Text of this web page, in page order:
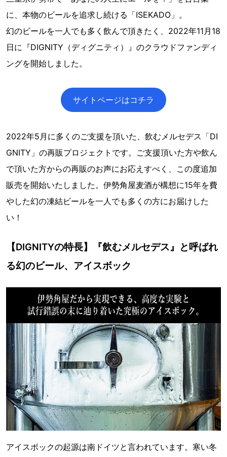
に、本物のビールを追求し続ける「ISEKADO」。
幻のビールを一人でも多く飲んで頂きたく、2022年11月18
日に『DIGNITY（ディグニティ）』のクラウドファンディ
ングを開始しました。
サイトページはコチラ
2022年5月に多くのご支援を頂いた、飲むメルセデス「DI
GNITY」の再販プロジェクトです。ご支援頂いた方や飲ん
で頂いた方からの再販のお声にお応えすべく、この度追加
販売を開始いたしました。伊勢角屋麦酒が構想に15年を費
やした幻の凍結ビールを一人でも多くの方にお届けした
い！
【DIGNITYの特長】『飲むメルセデス』と呼ばれ
る幻のビール、アイスボック
アイスボックの起源は南ドイツと言われています。寒い冬